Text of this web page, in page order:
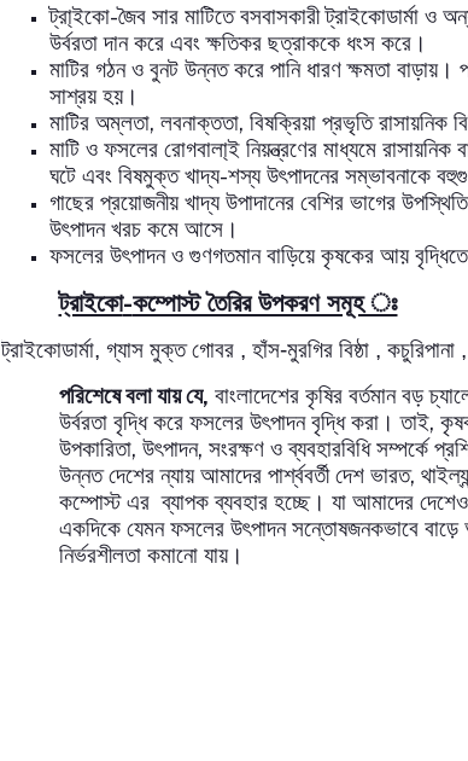
ট্রা্ইকো-জৈব সার মাটিতে বসবাসকারী ট্রাইকোডার্মা ও
উর্বরতা দান করে এবং ক্ষতিকর ছত্রাককে ধংস করে।
মাটির গঠন ও বুনট উন্নত করে পানি ধারণ ক্ষমতা বাড়ায়।
সাশ্রয় হয়।
মাটির অম্লতা, লবনাক্ততা, বিষক্রিয়া প্রভৃতি রাসায়নিক
মাটি ও ফসলের রোগবালা্ই নিয়ন্ত্রণের মাধ্যমে রাসায়নিক
ঘটে এবং বিষমুক্ত খাদ্য-শস্য উৎপাদনের সম্ভাবনাকে
গাছের প্রয়োজনীয় খাদ্য উপাদানের বেশির ভাগের
উৎপাদন খরচ কমে আসে।
ফসলের উৎপাদন ও গুণগতমান বাড়িয়ে কৃষকের আয় বৃদ্ধিতে
ট্রাইকো-কম্পোস্ট তৈরির উপকরণ সমূহ ঃ
ট্রাইকোডার্মা, গ্যাস মুক্ত গোবর , হাঁস-মুরগির বিষ্ঠা ,
পরিশেষে বলা যায় যে, বাংলাদেশের কৃষির বর্তমান বড়
উর্বরতা বৃদ্ধি করে ফসলের উৎপাদন বৃদ্ধি করা। তাই,
উপকারিতা, উৎপাদন, সংরক্ষণ ও ব্যবহারবিধি সম্পর্কে
উন্নত দেশের ন্যায় আমাদের পার্শ্ববর্তী দেশ ভারত,
কম্পোস্ট এর ব্যাপক ব্যবহার হচ্ছে। যা আমাদের দেশেও
একদিকে যেমন ফসলের উৎপাদন সন্তোষজনকভাবে বাড়ে
নির্ভরশীলতা কমানো যায়।